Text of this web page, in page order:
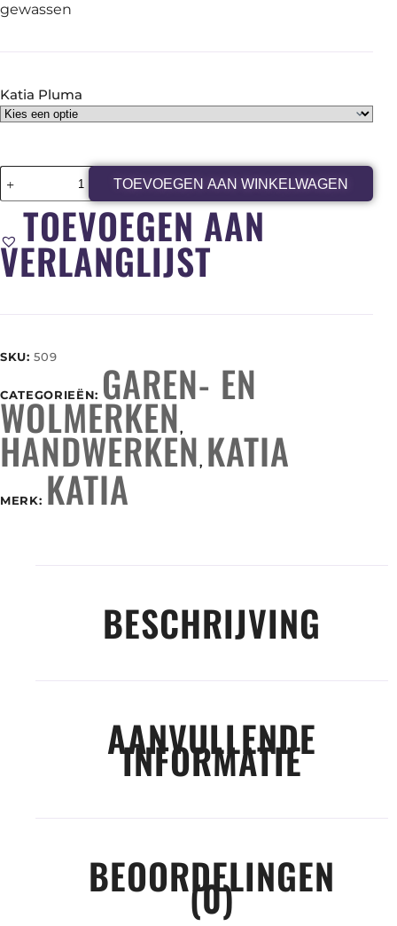
gewassen
Katia Pluma
TOEVOEGEN AAN WINKELWAGEN
TOEVOEGEN AAN
VERLANGLIJST
SKU:509
CATEGORIEËN: GAREN- EN
WOLMERKEN,
HANDWERKEN, KATIA
MERK: KATIA
BESCHRIJVING
AANVULLENDE
INFORMATIE
BEOORDELINGEN
(0)